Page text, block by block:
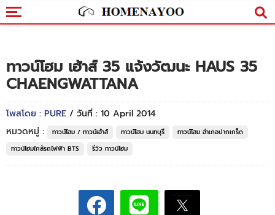
ทาวน์โฮม เฮ้าส์ 35 แจ้งวัฒนะ HAUS 35
CHAENGWATTANA
โพสโดย : PURE / วันที่ : 10 April 2014
หมวดหมู่ :
ทาวน์โฮม / ทาวน์เฮ้าส์ ทาวน์โฮม นนทบุรี
ทาวน์โฮม อำเภอปากเกร็ด
ทาวน์โฮมใกล้รถไฟฟ้า BTS
รีวิว ทาวน์โฮม